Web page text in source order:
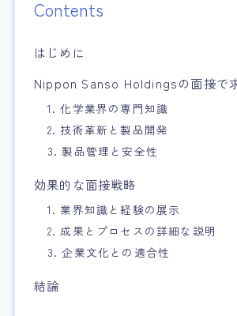
16.エージェントと良好な関係を築く
18.転職後の職場に適応するためのヒ
Contents
はじめに
Nippon Sanso Holdingsの面接で
1. 化学業界の専門知識
2. 技術革新と製品開発
3. 製品管理と安全性
効果的な面接戦略
1. 業界知識と経験の展示
2. 成果とプロセスの詳細な説明
3. 企業文化との適合性
結論